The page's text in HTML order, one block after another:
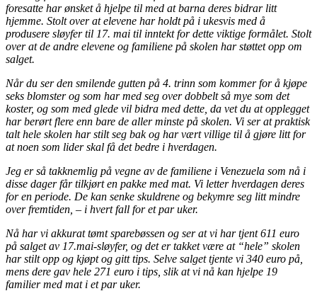
foresatte har ønsket å hjelpe til med at barna deres bidrar litt
hjemme. Stolt over at elevene har holdt på i ukesvis med å
produsere sløyfer til 17. mai til inntekt for dette viktige formålet. Stolt
over at de andre elevene og familiene på skolen har støttet opp om
salget.
Når du ser den smilende gutten på 4. trinn som kommer for å kjøpe
seks blomster og som har med seg over dobbelt så mye som det
koster, og som med glede vil bidra med dette, da vet du at opplegget
har berørt flere enn bare de aller minste på skolen. Vi ser at praktisk
talt hele skolen har stilt seg bak og har vært villige til å gjøre litt for
at noen som lider skal få det bedre i hverdagen.
Jeg er så takknemlig på vegne av de familiene i Venezuela som nå i
disse dager får tilkjørt en pakke med mat. Vi letter hverdagen deres
for en periode. De kan senke skuldrene og bekymre seg litt mindre
over fremtiden, – i hvert fall for et par uker.
Nå har vi akkurat tømt sparebøssen og ser at vi har tjent 611 euro
på salget av 17.mai-sløyfer, og det er takket være at “hele” skolen
har stilt opp og kjøpt og gitt tips. Selve salget tjente vi 340 euro på,
mens dere gav hele 271 euro i tips, slik at vi nå kan hjelpe 19
familier med mat i et par uker.